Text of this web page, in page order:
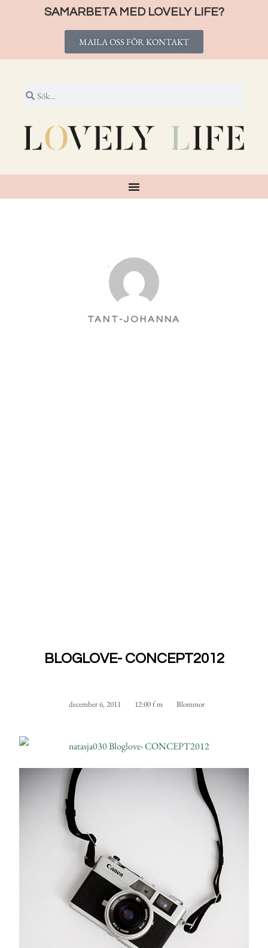
SAMARBETA MED LOVELY LIFE?
MAILA OSS FÖR KONTAKT
TANT-JOHANNA
BLOGLOVE- CONCEPT2012
december 6, 2011 12:00 f m Blommor